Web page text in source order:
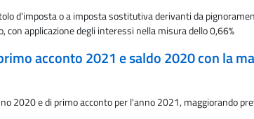
d'imposta o a imposta sostitutiva derivanti da
applicazione degli interessi nella misura dello 0,66%
acconto 2021 e saldo 2020 con la
e di primo acconto per l'anno 2021, maggiorando